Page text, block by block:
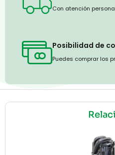
Con atención
Posibilidad de
Puedes comprar los